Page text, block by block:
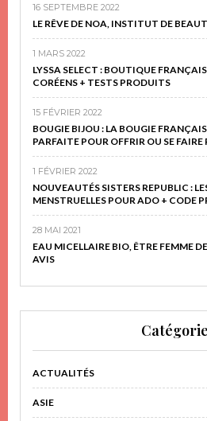
16 SEPTEMBRE 2022
LE RÊVE DE NOA, INSTITUT DE
1 MARS 2022
LYSSA SELECT : BOUTIQUE
CORÉENS + TESTS PRODUITS
15 FÉVRIER 2022
BOUGIE BIJOU : LA BOUGIE
PARFAITE POUR OFFRIR OU SE FAIRE
1 FÉVRIER 2022
NOUVEAUTÉS SISTERS REPUBLIC :
MENSTRUELLES POUR ADO + CODE
28 MAI 2021
EAU MICELLAIRE BIO, ÊTRE FEMME
AVIS
ACTUALITÉS
ASIE